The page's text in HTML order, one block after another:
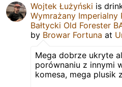
Wojtek Łużyński is
Wymrażany Imperialny
Bałtycki Old Forester
by Browar Fortuna at
Mega dobrze ukryte
porównaniu z innymi
komesa, mega plusik